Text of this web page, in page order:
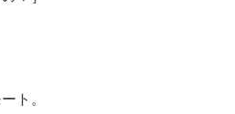
ト。